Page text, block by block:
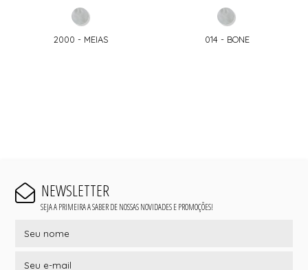
2000 - MEIAS 014 - BONE
NEWSLETTER
SEJA A PRIMEIRA A SABER DE NOSSAS NOVIDADES E PROMOÇÕES!